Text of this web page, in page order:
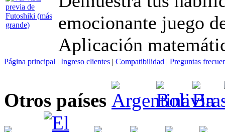
emocionante juego
Aplicación
Página principal | Ingreso clientes | Compatibilidad | Preguntas
Otros países